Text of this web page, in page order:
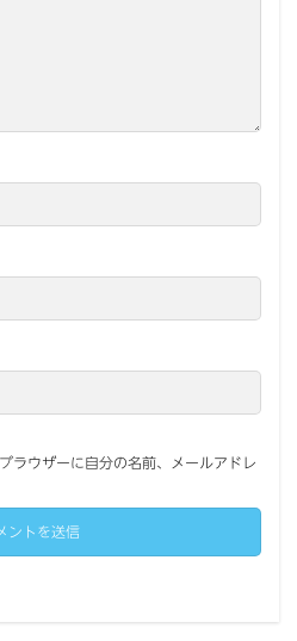
ラウザーに自分の名前、メールアドレ